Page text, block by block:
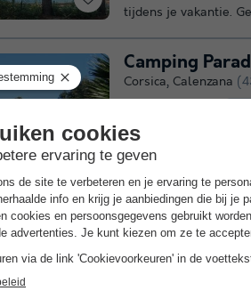
tijdens je vakantie.
Camping
Corsica, Calenzana
Gratis wifi
Verken dit jaar
je een vakantie met
Haute-Corse die
verleiden door de